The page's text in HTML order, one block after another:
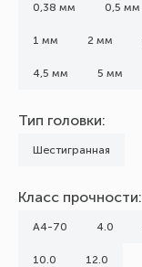
0,38 мм 0,5 мм
1 мм 2 мм
4,5 мм 5 мм
Тип головки:
Шестигранная
Класс прочности:
А4-70 4.0
10.0 12.0